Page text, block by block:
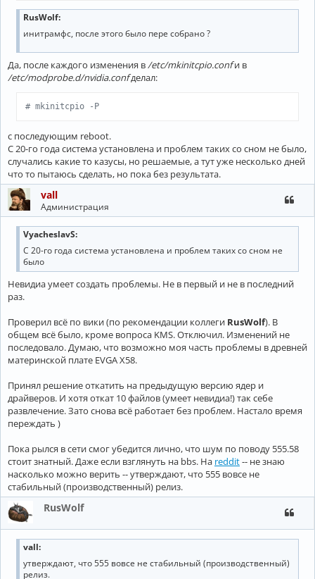
RusWolf:
инитрамфс, после этого было пере собрано ?
Да, после каждого изменения в/etc/mkinitcpio.confи в
/etc/modprobe.d/nvidia.confделал:
# mkinitcpio -P
с последующим reboot.
C 20-го года система установлена и проблем таких со сном не было,
случались какие то казусы, но решаемые, а тут уже несколько дней
что то пытаюсь сделать, но пока без результата.
vall
Администрация
VyacheslavS:
C 20-го года система установлена и проблем таких со сном не
было
Невидиа умеет создать проблемы. Не в первый и не в последний
раз.
Проверил всё по вики (по рекомендации коллеги RusWolf). В
общем всё было, кроме вопроса KMS. Отключил. Изменений не
последовало. Думаю, что возможно моя часть проблемы в древней
материнской плате EVGA X58.
Принял решение откатить на предыдущую версию ядер и
драйверов. И хотя откат 10 файлов (умеет невидиа!) так себе
развлечение. Зато снова всё работает без проблем. Настало время
переждать )
Пока рылся в сети смог убедится лично, что шум по поводу 555.58
стоит знатный. Даже если взглянуть на bbs. На reddit-- не знаю
насколько можно верить -- утверждают, что 555 вовсе не
стабильный (производственный) релиз.
RusWolf
vall:
утверждают, что 555 вовсе не стабильный (производственный)
релиз.